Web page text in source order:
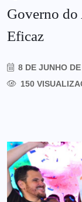
Governo do
Eficaz
8 DE JUNHO
150